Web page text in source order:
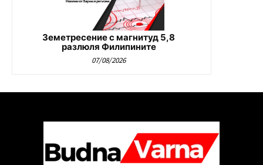
Земетресение с магнитуд 5,8
разлюля Филипините
07/08/2026